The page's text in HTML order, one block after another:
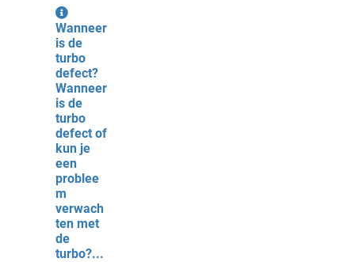
Wanneer
is de
turbo
defect?
Wanneer
is de
turbo
defect of
kun je
een
problee
m
verwach
ten met
de
turbo?...